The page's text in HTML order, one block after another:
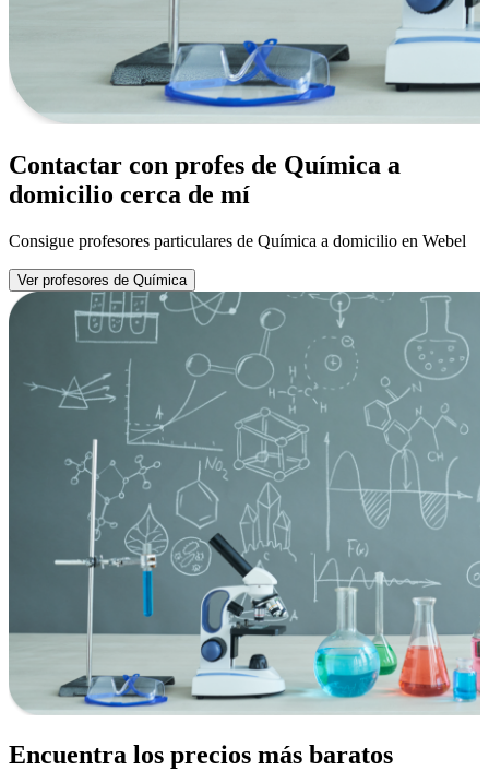
Contactar con profes de Química a
domicilio cerca de mí
Consigue profesores particulares de Química a domicilio en Webel
Ver profesores de Química
Encuentra los precios más baratos